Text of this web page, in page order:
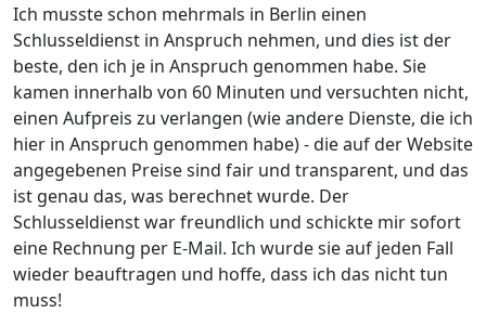
Ich musste schon mehrmals in Berlin einen
Schlusseldienst in Anspruch nehmen, und dies ist der
beste, den ich je in Anspruch genommen habe. Sie
kamen innerhalb von 60 Minuten und versuchten nicht,
einen Aufpreis zu verlangen (wie andere Dienste, die ich
hier in Anspruch genommen habe) - die auf der Website
angegebenen Preise sind fair und transparent, und das
ist genau das, was berechnet wurde. Der
Schlusseldienst war freundlich und schickte mir sofort
eine Rechnung per E-Mail. Ich wurde sie auf jeden Fall
wieder beauftragen und hoffe, dass ich das nicht tun
muss!